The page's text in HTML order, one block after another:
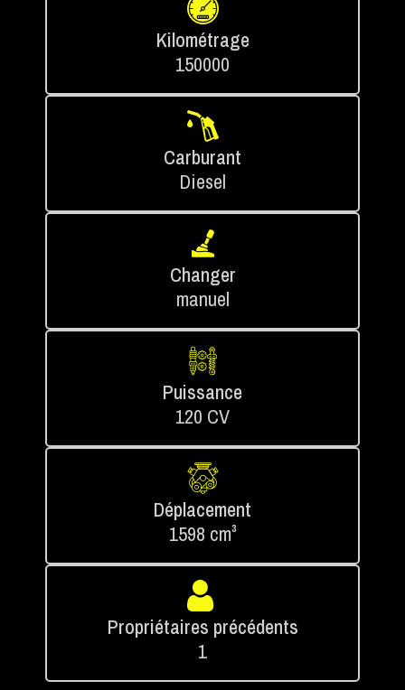
Kilométrage
150000
Carburant
Diesel
Changer
manuel
Puissance
120 CV
Déplacement
1598 cm³
Propriétaires précédents
1